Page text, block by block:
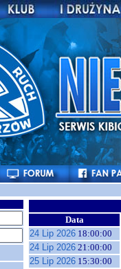
Data
24 Lip 2026 18:00:00
24 Lip 2026 21:00:00
25 Lip 2026 15:30:00